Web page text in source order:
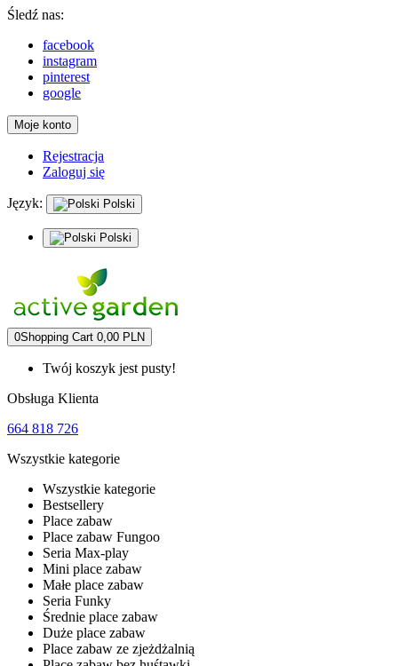
Śledź nas:
facebook
instagram
pinterest
google
Moje konto
Rejestracja
Zaloguj się
Język: Polski
Polski
0Shopping Cart 0,00 PLN
Twój koszyk jest pusty!
Obsługa Klienta
664 818 726
Wszystkie kategorie
Wszystkie kategorie
Bestsellery
Place zabaw
Place zabaw Fungoo
Seria Max-play
Mini place zabaw
Małe place zabaw
Seria Funky
Średnie place zabaw
Duże place zabaw
Place zabaw ze zjeżdżalnią